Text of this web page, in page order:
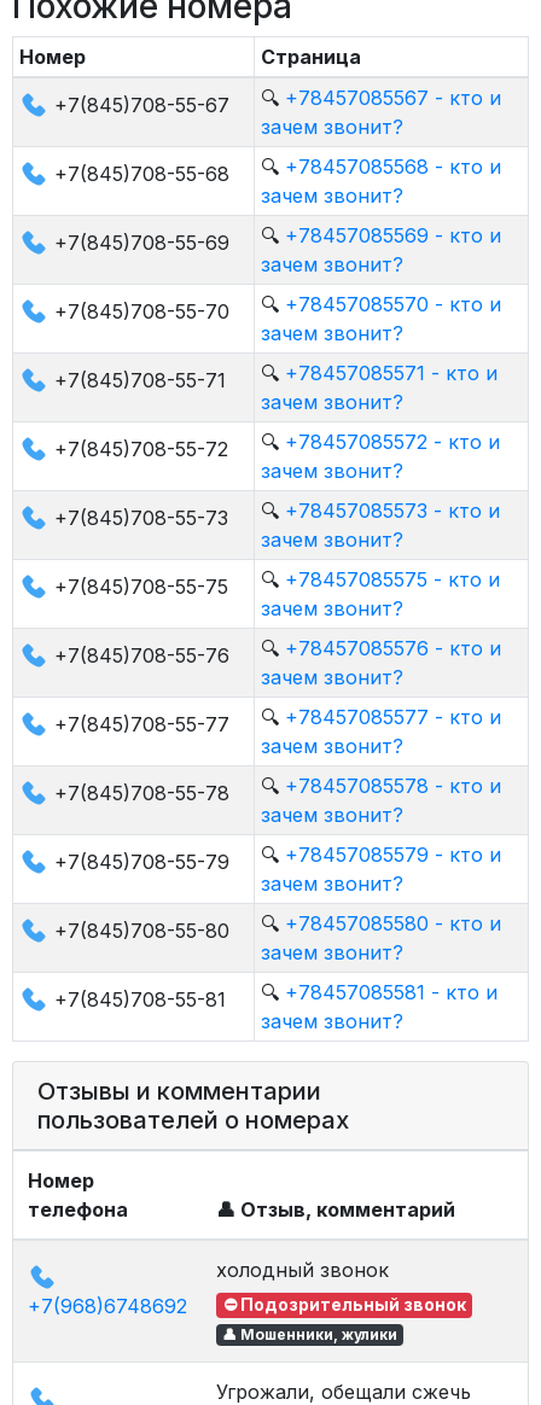
Номер
Страница
+7(845)708-55-67
🔍 +78457085567 - кто и
зачем звонит?
+7(845)708-55-68
🔍 +78457085568 - кто и
зачем звонит?
+7(845)708-55-69
🔍 +78457085569 - кто и
зачем звонит?
+7(845)708-55-70
🔍 +78457085570 - кто и
зачем звонит?
+7(845)708-55-71
🔍 +78457085571 - кто и
зачем звонит?
+7(845)708-55-72
🔍 +78457085572 - кто и
зачем звонит?
+7(845)708-55-73
🔍 +78457085573 - кто и
зачем звонит?
+7(845)708-55-75
🔍 +78457085575 - кто и
зачем звонит?
+7(845)708-55-76
🔍 +78457085576 - кто и
зачем звонит?
+7(845)708-55-77
🔍 +78457085577 - кто и
зачем звонит?
+7(845)708-55-78
🔍 +78457085578 - кто и
зачем звонит?
+7(845)708-55-79
🔍 +78457085579 - кто и
зачем звонит?
+7(845)708-55-80
🔍 +78457085580 - кто и
зачем звонит?
+7(845)708-55-81
🔍 +78457085581 - кто и
зачем звонит?
Отзывы и комментарии
пользователей о номерах
Номер
телефона
👤 Отзыв, комментарий
+7(968)6748692
холодный звонок
⛔ Подозрительный звонок
👤 Мошенники, жулики
Угрожали, обещали сжечь